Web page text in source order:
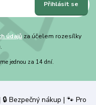
Přihlásit se
údajů za účelem rozesílky
jednou za 14 dní.
Bezpečný nákup | 🐾 Pro